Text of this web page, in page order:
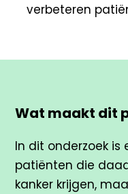
verbeteren
Wat maakt dit
In dit onderzoek is
patiënten die
kanker krijgen,